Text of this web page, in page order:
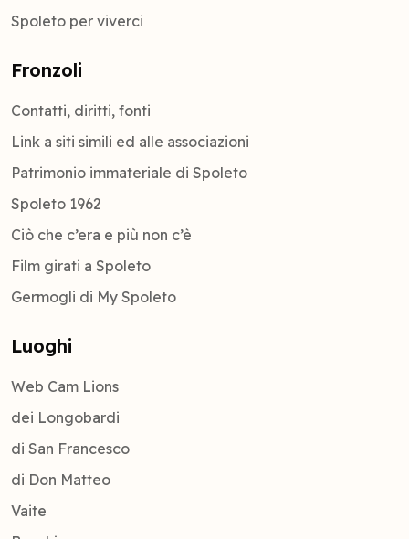
Spoleto per viverci
Fronzoli
Contatti, diritti, fonti
Link a siti simili ed alle associazioni
Patrimonio immateriale di Spoleto
Spoleto 1962
Ciò che c’era e più non c’è
Film girati a Spoleto
Germogli di My Spoleto
Luoghi
Web Cam Lions
dei Longobardi
di San Francesco
di Don Matteo
Vaite